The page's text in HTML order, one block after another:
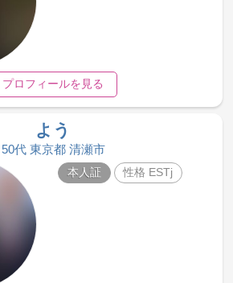
プロフィールを見る
よう
50代 東京都 清瀬市
本人証 性格 ESTj